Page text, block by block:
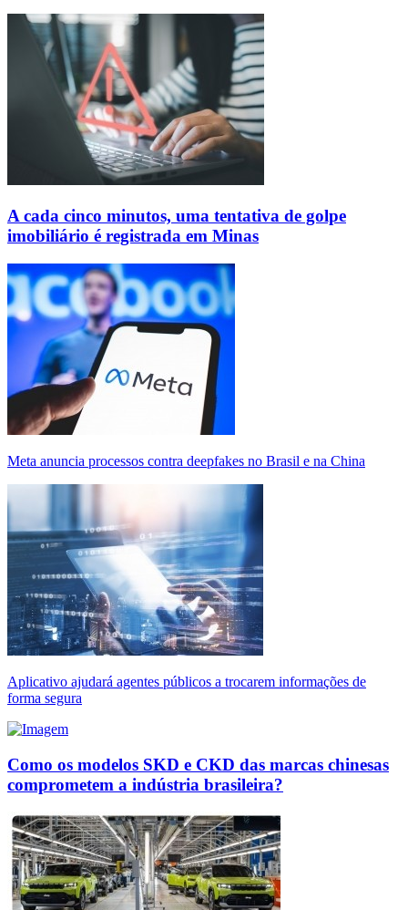
A cada cinco minutos, uma tentativa de golpe
imobiliário é registrada em Minas
Meta anuncia processos contra deepfakes no Brasil e na China
Aplicativo ajudará agentes públicos a trocarem informações de
forma segura
Como os modelos SKD e CKD das marcas chinesas
comprometem a indústria brasileira?